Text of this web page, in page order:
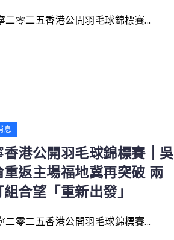
二零二五香港公開羽毛球錦標賽...
息
香港公開羽毛球錦標賽｜吳
重返主場福地冀再突破 兩
合望「重新出發」
二零二五香港公開羽毛球錦標賽...